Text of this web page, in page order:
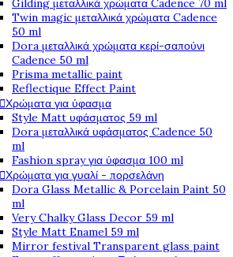
Gilding μεταλλικά χρώματα Cadence 70 ml
Twin magic μεταλλικά χρώματα Cadence
50 ml
Dora μεταλλικά χρώματα κερί-σαπούνι
Cadence 50 ml
Prisma metallic paint
Reflectique Effect Paint
Χρώματα για ύφασμα
Style Matt υφάσματος 59 ml
Dora μεταλλικά υφάσματος Cadence 50
ml
Fashion spray για ύφασμα 100 ml
Χρώματα για γυαλί - πορσελάνη
Dora Glass Metallic & Porcelain Paint 50
ml
Very Chalky Glass Decor 59 ml
Style Matt Enamel 59 ml
Mirror festival Transparent glass paint